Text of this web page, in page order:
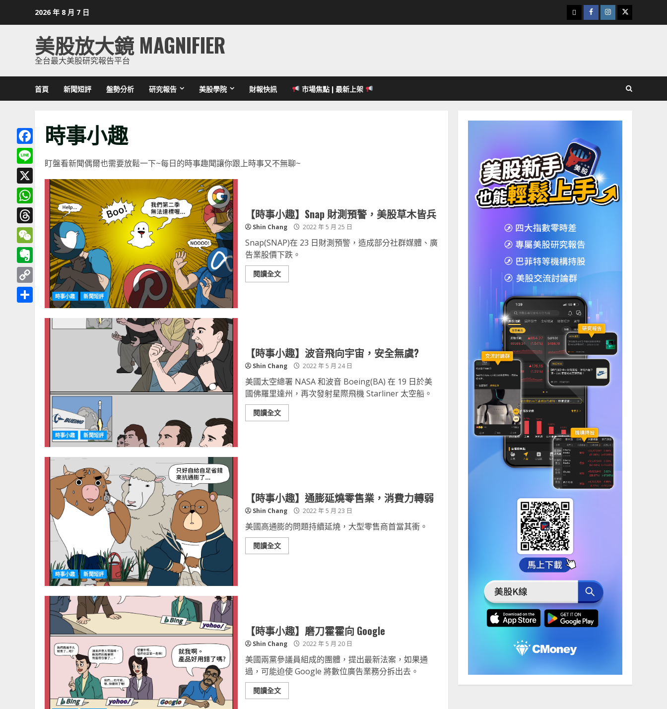
2026 年 8 月 7 日
下
載
Facebook
Instagram
Twitter
美股放大鏡 MAGNIFIER
全台最大美股研究報告平台
首頁 新聞短評 盤勢分析 研究報告 美股學院 財報快訊 市場焦點 | 最新上架
時事小趣
盯盤看新聞偶爾也需要放鬆一下~每日的時事趣聞讓你跟上時事又不無聊~
時事小趣 新聞短評
【時事小趣】Snap 財測預警，美股草木皆兵
Shin Chang 2022 年 5 月 25 日
Snap(SNAP)在 23 日財測預警，造成部分社群媒體、廣
告業股價下跌。
閱讀全文
Facebook
Line
X
WhatsApp
Threads
WeChat
Evernote
Copy
時事小趣 新聞短評
【時事小趣】波音飛向宇宙，安全無虞?
Shin Chang 2022 年 5 月 24 日
美國太空總署 NASA 和波音 Boeing(BA) 在 19 日於美
國佛羅里達州，再次發射星際飛機 Starliner 太空船。
閱讀全文
時事小趣 新聞短評
【時事小趣】通膨延燒零售業，消費力轉弱
Shin Chang 2022 年 5 月 23 日
美國高通膨的問題持續延燒，大型零售商首當其衝。
閱讀全文
【時事小趣】磨刀霍霍向 Google
Shin Chang 2022 年 5 月 20 日
美國兩黨參議員組成的團體，提出最新法案，如果通
過，可能迫使 Google 將數位廣告業務分拆出去。
閱讀全文